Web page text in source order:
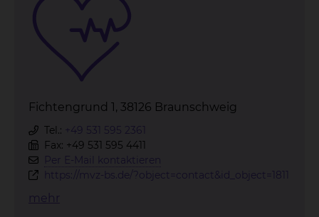
Fichtengrund 1, 38126 Braunschweig
Tel.: +49 531 595 2361
Fax: +49 531 595 4411
Per E-Mail kontaktieren
https://mvz-bs.de/?object=contact&id_object=1811
mehr